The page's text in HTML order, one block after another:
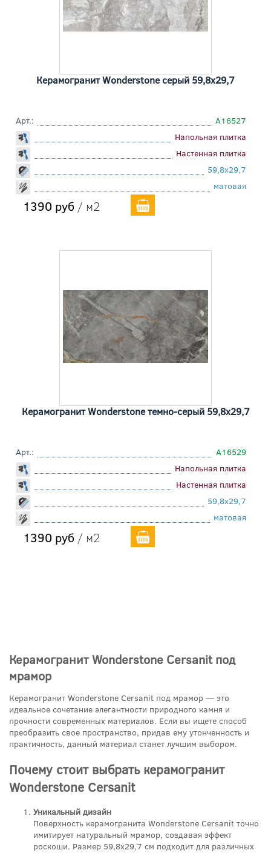
Керамогранит Wonderstone серый 59,8x29,7
Арт.:
A16527
Напольная плитка
Настенная плитка
59,8x29,7
матовая
1390 руб / м2
Керамогранит Wonderstone темно-серый 59,8x29,7
Арт.:
A16529
Напольная плитка
Настенная плитка
59,8x29,7
матовая
1390 руб / м2
Керамогранит Wonderstone Cersanit под
мрамор
Керамогранит Wonderstone Cersanit под мрамор — это
идеальное сочетание элегантности природного камня и
прочности современных материалов. Если вы ищете способ
преобразить свое пространство, придав ему утонченность и
практичность, данный материал станет лучшим выбором.
Почему стоит выбрать керамогранит
Wonderstone Cersanit
Уникальный дизайн
Поверхность керамогранита Wonderstone Cersanit точно
имитирует натуральный мрамор, создавая эффект
роскоши. Размер 59,8x29,7 см подходит для различных